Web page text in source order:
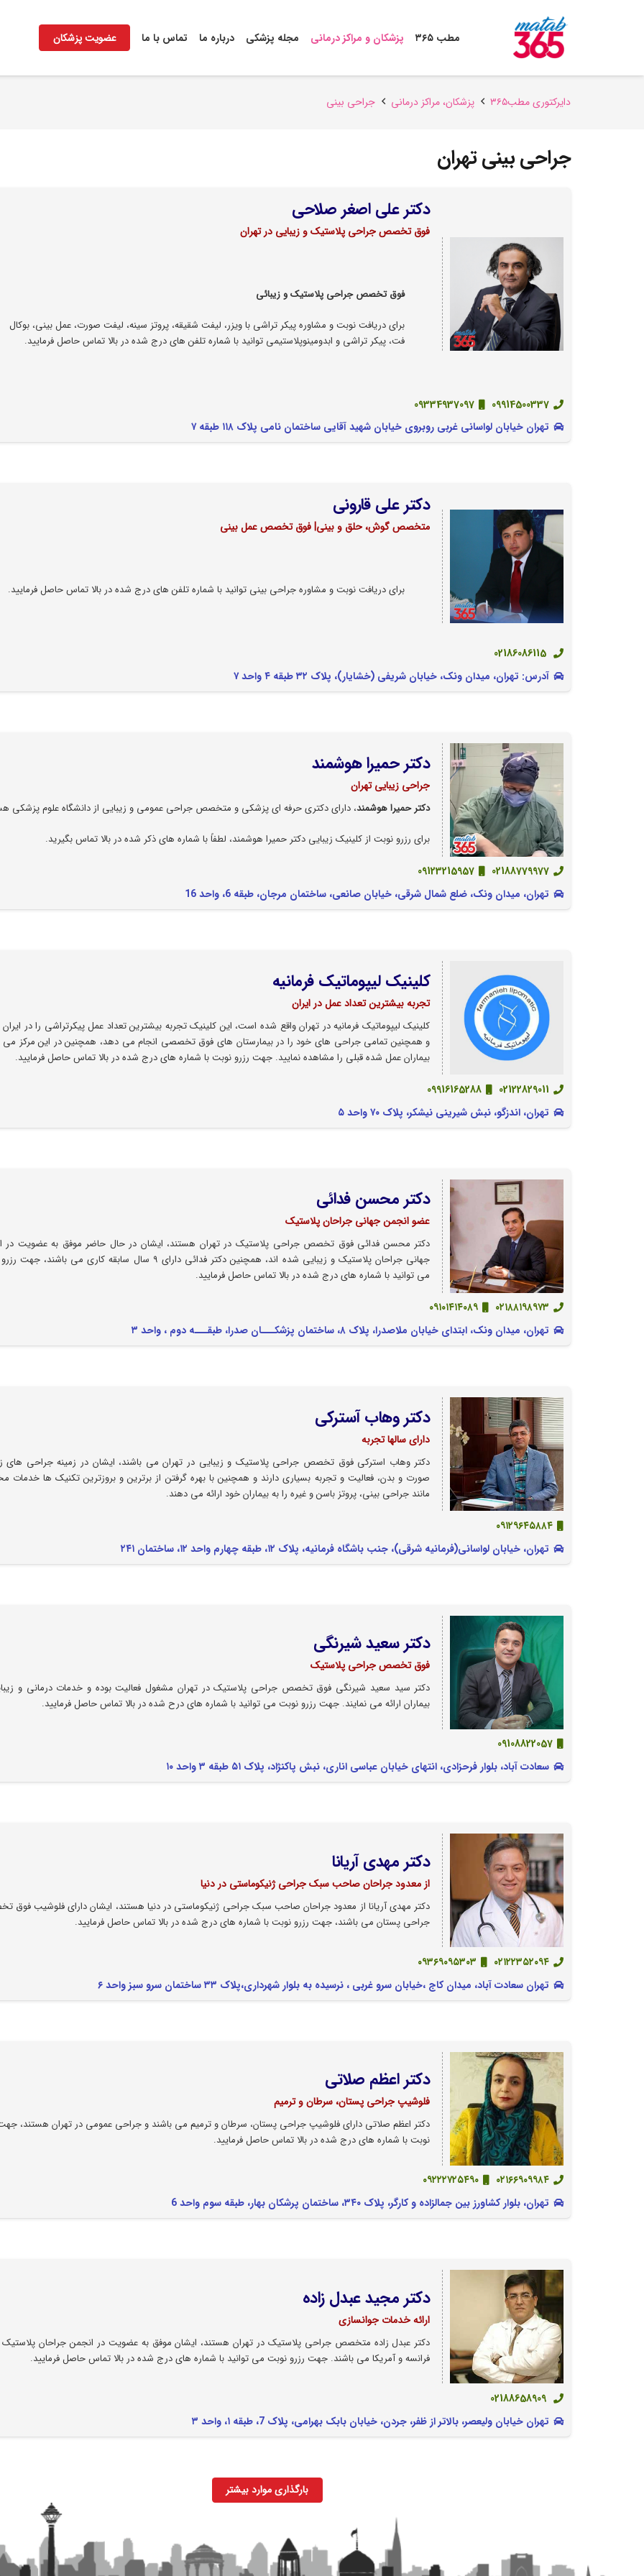
مطب ۳۶۵ پزشکان و مراکز درمانی مجله پزشکی درباره ما تماس با ما عضویت پزشکان
دایرکتوری مطب۳۶۵ پزشکان،‌ مراکز درمانی جراحی بینی
جراحی بینی تهران
دکتر علی اصغر صلاحی
فوق تخصص جراحی پلاستیک و زیبایی در تهران
فوق تخصص جراحی پلاستیک و زیبائی
برای دریافت نوبت و مشاوره پیکر تراشی با ویزر، لیفت شقیقه، پروتز سینه، لیفت صورت، عمل بینی، بوکال
فت، پیکر تراشی و ابدومینوپلاستیمی توانید با شماره تلفن های درج شده در بالا تماس حاصل فرمایید.
09914500337
09334937097
تهران خیابان لواسانی غربی روبروی خیابان شهید آقایی ساختمان نامی پلاک ۱۱۸ طبقه ۷
دکتر علی قارونی
متخصص گوش، حلق و بینی| فوق تخصص عمل بینی
برای دریافت نوبت و مشاوره جراحی بینی توانید با شماره تلفن های درج شده در بالا تماس حاصل فرمایید.
آدرس: تهران، میدان ونک، خیابان شریفی (خشایار)، پلاک ۳۲ طبقه ۴ واحد ۷
دکتر حمیرا هوشمند
جراحی زیبایی تهران
دکتر حمیرا هوشمند، دارای دکتری حرفه ای پزشکی و متخصص جراحی عمومی و زیبایی از دانشگاه علوم پزشکی
برای رزرو نوبت از کلینیک زیبایی دکتر حمیرا هوشمند، لطفاً با شماره های ذکر شده در بالا تماس بگیرید.
02188779977
09123215957
تهران، میدان ونک، ضلع شمال شرقی، خیابان صانعی، ساختمان مرجان، طبقه 6، واحد 16
کلینیک لیپوماتیک فرمانیه
تجربه بیشترین تعداد عمل در ایران
کلینیک لیپوماتیک فرمانیه در تهران واقع شده است، این کلینیک تجربه بیشترین تعداد عمل پیکرتراشی را در
و همچنین تمامی جراحی های خود را در بیمارستان های فوق تخصصی انجام می دهد، همچنین در این مرکز می
بیماران عمل شده قبلی را مشاهده نمایید. جهت رزرو نوبت با شماره های درج شده در بالا تماس حاصل فرمایید.
02122829011
09916165288
تهران، اندزگو، نبش شیرینی نیشکر، پلاک ۷۰ واحد ۵
دکتر محسن فدائی
عضو انجمن جهانی جراحان پلاستیک
دکتر محسن فدائی فوق تخصص جراحی پلاستیک در تهران هستند، ایشان در حال حاضر موفق به عضویت در
جهانی جراحان پلاستیک و زیبایی شده اند، همچنین دکتر فدائی دارای ۹ سال سابقه کاری می
می توانید با شماره های درج شده در بالا تماس حاصل فرمایید.
۰۲۱۸۸۱۹۸۹۷۳
۰۹۱۰۱۴۱۴۰۸۹
تهران، میدان ونک، ابتدای خیابان ملاصدرا، پلاک ۸، ساختمان پزشکـــان صدرا، طبقـــه دوم ، واحد ۳
دکتر وهاب آسترکی
دارای سالها تجربه
دکتر وهاب استرکی فوق تخصص جراحی پلاستیک و زیبایی در تهران می باشند، ایشان در زمینه جراحی های
صورت و بدن، فعالیت و تجربه بسیاری دارند و همچنین با بهره گرفتن از برترین و بروزترین تکنیک ها خدمات
مانند جراحی بینی، پروتز باسن و غیره را به بیماران خود ارائه می دهند.
۰۹۱۲۹۶۴۵۸۸۴
تهران، خیابان لواسانی(فرمانیه شرقی)، جنب باشگاه فرمانیه، پلاک ۱۲، طبقه چهارم واحد ۱۲، ساختمان ۲۴۱
دکتر سعید شیرنگی
فوق تخصص جراحی پلاستیک
دکتر سید سعید شیرنگی فوق تخصص جراحی پلاستیک در تهران مشغول فعالیت بوده و خدمات درمانی و
بیماران ارائه می نمایند. جهت رزرو نوبت می توانید با شماره های درح شده در بالا تماس حاصل فرمایید.
09108822057
سعادت آباد، بلوار فرحزادی، انتهای خیابان عباسی اناری، نبش پاکنژاد، پلاک ۵۱ طبقه ۳ واحد ۱۰
دکتر مهدی آریانا
از معدود جراحان صاحب سبک جراحی ژنیکوماستی در دنیا
دکتر مهدی آریانا از معدود جراحان صاحب سبک جراحی ژنیکوماستی در دنیا هستند، ایشان دارای فلوشیب فوق
جراحی پستان می باشند، جهت رزرو نوبت با شماره های درج شده در بالا تماس حاصل فرمایید.
۰۲۱۲۲۳۵۲۰۹۴
۰۹۳۶۹۰۹۵۳۰۳
تهران سعادت آباد، میدان کاج ،خیابان سرو غربی ، نرسیده به بلوار شهرداری،پلاک ۳۳ ساختمان سرو سبز واحد ۶
دکتر اعظم صلاتی
فلوشیپ جراحی پستان، سرطان و ترمیم
دکتر اعظم صلاتی دارای فلوشیپ جراحی پستان، سرطان و ترمیم می باشند و جراحی عمومی در تهران هستند،
نوبت با شماره های درج شده در بالا تماس حاصل فرمایید.
۰۲۱۶۶۹۰۹۹۸۴
۰۹۲۲۲۷۲۵۴۹۰
تهران، بلوار کشاورز بین جمالزاده و کارگر، پلاک ۳۴۰، ساختمان پرشکان بهار، طبقه سوم واحد 6
دکتر مجید عبدل زاده
ارائه خدمات جوانسازی
دکتر عبدل زاده متخصص جراحی پلاستیک در تهران هستند، ایشان موفق به عضویت در انجمن جراحان پلاستیک
فرانسه و آمریکا می باشند. جهت رزرو نوبت می توانید با شماره های درج شده در بالا تماس حاصل فرمایید.
تهران خیابان ولیعصر، بالاتر از ظفر، جردن، خیابان بابک بهرامی، پلاک 7، طبقه ۱، واحد ۳
بارگذاری موارد بیشتر